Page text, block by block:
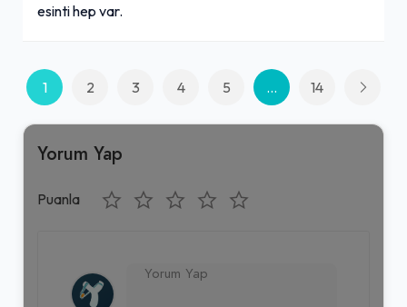
esinti hep var.
1 2 3 4 5 ... 14
Yorum Yap
Puanla